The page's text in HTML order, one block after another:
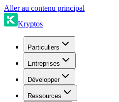
Aller au contenu principal
Kryptos
Particuliers
Entreprises
Développer
Ressources